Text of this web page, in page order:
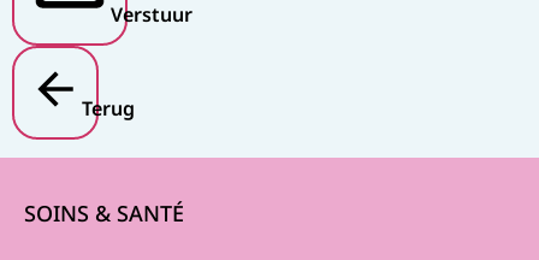
Verstuur
Terug
SOINS & SANTÉ